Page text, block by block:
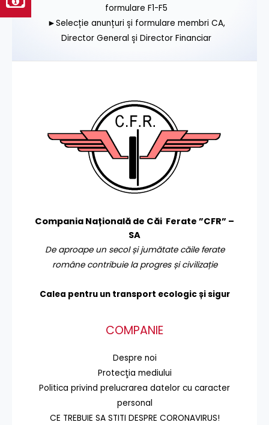
formulare F1-F5
►Selecție anunțuri și formulare membri CA,
Director General și Director Financiar
Compania Națională de Căi Ferate ”CFR” –
SA
De aproape un secol și jumătate căile ferate
române contribuie la progres și civilizație
Calea pentru un transport ecologic și sigur
COMPANIE
Despre noi
Protecţia mediului
Politica privind prelucrarea datelor cu caracter
personal
CE TREBUIE SA STITI DESPRE CORONAVIRUS!